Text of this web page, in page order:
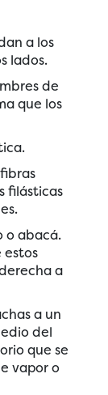
a los
lados.
de
que los
filásticas
o abacá.
estos
a
a un
del
que se
vapor o